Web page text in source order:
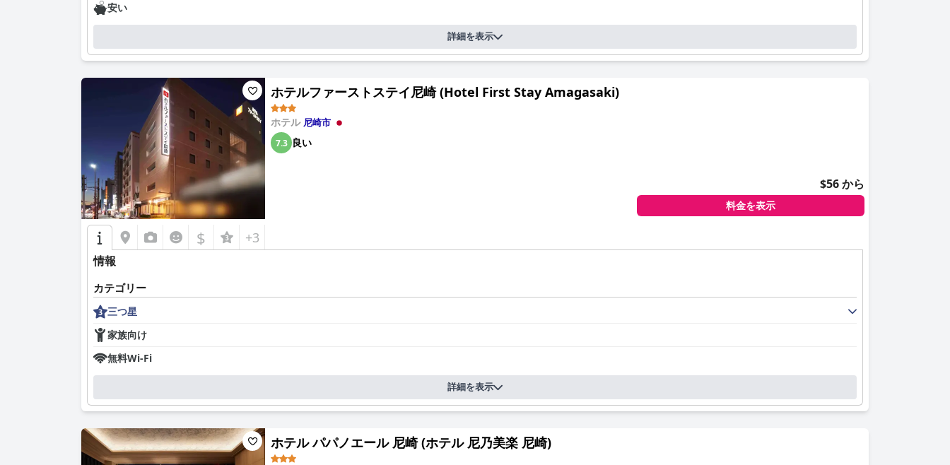
安い
詳細を表示
ホテルファーストステイ尼崎 (Hotel First Stay Amagasaki)
ホテル 尼崎市
7.3 良い
$56 から
料金を表示
$ +3
情報
カテゴリー
三つ星
家族向け
無料Wi-Fi
詳細を表示
ホテル パパノエール 尼崎 (ホテル 尼乃美楽 尼崎)